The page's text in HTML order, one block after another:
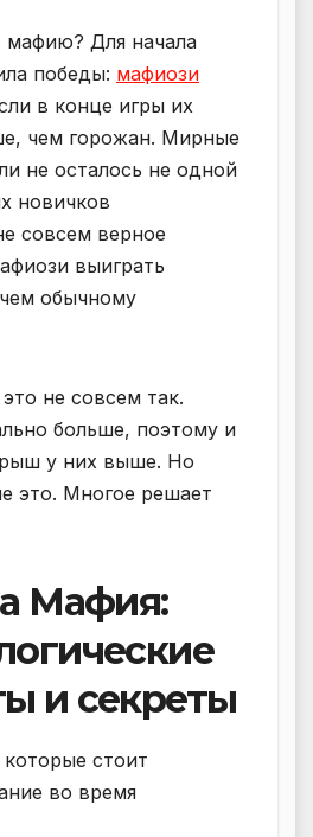
мафию? Для начала
победы: мафиози
в конце игры их
чем горожан. Мирные
не осталось не одной
новичков
совсем верное
выиграть
обычному
не совсем так.
больше, поэтому и
у них выше. Но
это. Многое решает
Мафия:
и секреты
стоит
во время